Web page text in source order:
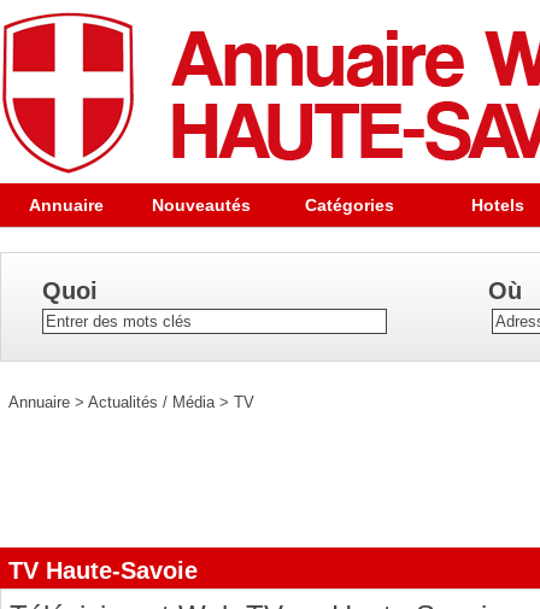
Annuaire Nouveautés Catégories Hotels
Quoi Où
Annuaire > Actualités / Média > TV
TV Haute-Savoie